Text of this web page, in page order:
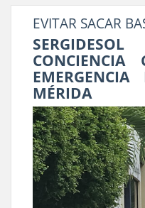
EVITAR SACAR
CONCIENCIA
MÉRIDA